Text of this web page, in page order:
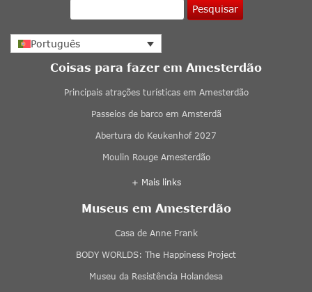
Pesquisar
Português
Coisas para fazer em Amesterdão
Principais atrações turísticas em Amesterdão
Passeios de barco em Amsterdã
Abertura do Keukenhof 2027
Moulin Rouge Amesterdão
+ Mais links
Museus em Amesterdão
Casa de Anne Frank
BODY WORLDS: The Happiness Project
Museu da Resistência Holandesa